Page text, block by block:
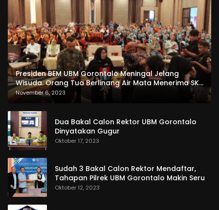
Presiden BEM UBM Gorontalo Meningal Jelang
Wisuda. Orang Tua Berlinang Air Mata Menerima SKL
dan Pemasangan Salempang
November 6, 2023
Dua Bakal Calon Rektor UBM Gorontalo
Dinyatakan Gugur
Oktober 17, 2023
Sudah 3 Bakal Calon Rektor Mendaftar,
Tahapan Pilrek UBM Gorontalo Makin Seru
Oktober 12, 2023